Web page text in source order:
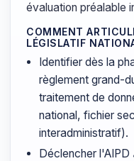
évaluation préalable
COMMENT
LÉGISLATIF
Identifier dès la
règlement grand-
traitement de
national, fichier
interadministratif).
Déclencher l'AIPD